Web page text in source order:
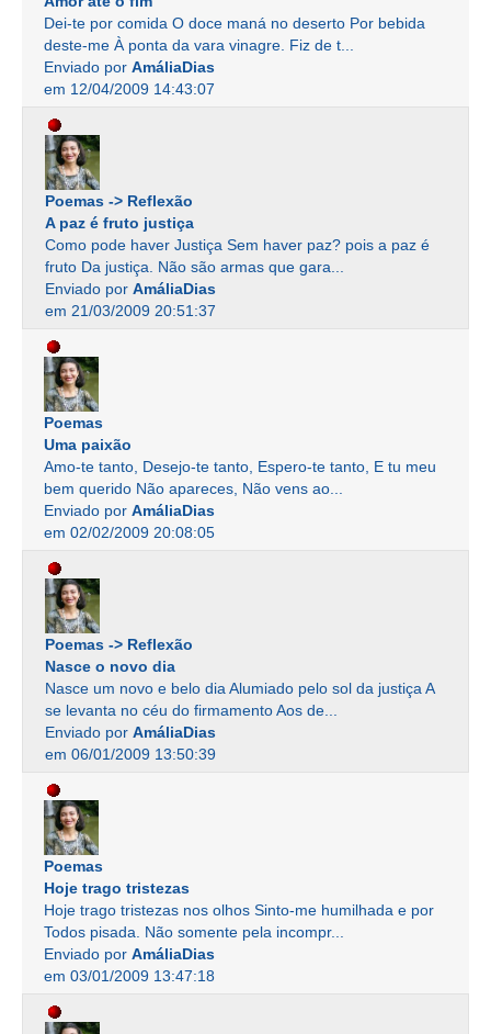
Dei-te por comida O doce maná no deserto Por bebida
deste-me À ponta da vara vinagre. Fiz de t...
Enviado por AmáliaDias
em 12/04/2009 14:43:07
Poemas -> Reflexão
A paz é fruto justiça
Como pode haver Justiça Sem haver paz? pois a paz é
fruto Da justiça. Não são armas que gara...
Enviado por AmáliaDias
em 21/03/2009 20:51:37
Poemas
Uma paixão
Amo-te tanto, Desejo-te tanto, Espero-te tanto, E tu meu
bem querido Não apareces, Não vens ao...
Enviado por AmáliaDias
em 02/02/2009 20:08:05
Poemas -> Reflexão
Nasce o novo dia
Nasce um novo e belo dia Alumiado pelo sol da justiça A
se levanta no céu do firmamento Aos de...
Enviado por AmáliaDias
em 06/01/2009 13:50:39
Poemas
Hoje trago tristezas
Hoje trago tristezas nos olhos Sinto-me humilhada e por
Todos pisada. Não somente pela incompr...
Enviado por AmáliaDias
em 03/01/2009 13:47:18